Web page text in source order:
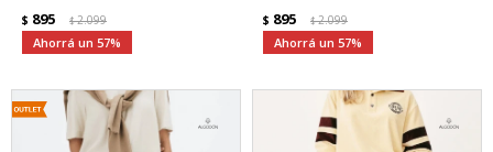
$ 895 $2.099
57
$ 895 $2.099
57